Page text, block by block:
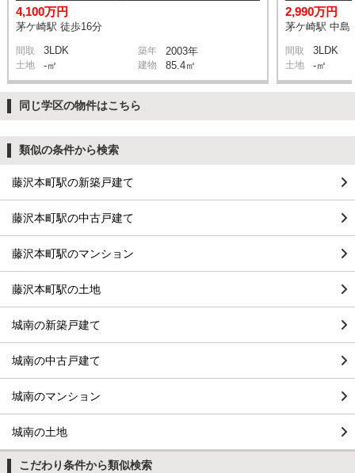
4,100万円
茅ケ崎駅 徒歩16分
間取 3LDK 築年 2003年
土地 -㎡ 建物 85.4㎡
2,990万円
茅ケ崎駅 中島
間取 3LDK
土地 -㎡
同じ学区の物件はこちら
類似の条件から検索
藤沢本町駅の新築戸建て
藤沢本町駅の中古戸建て
藤沢本町駅のマンション
藤沢本町駅の土地
城南の新築戸建て
城南の中古戸建て
城南のマンション
城南の土地
こだわり条件から類似検索